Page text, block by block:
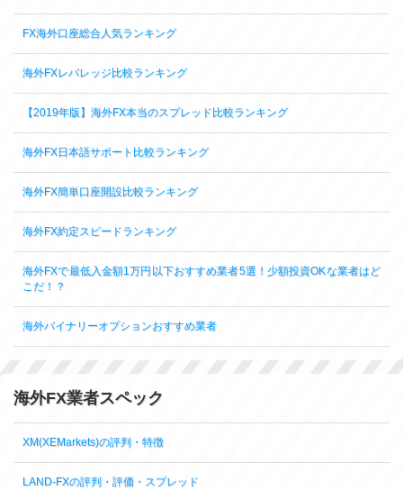
FX海外口座総合人気ランキング
海外FXレバレッジ比較ランキング
【2019年版】海外FX本当のスプレッド比較ランキング
海外FX日本語サポート比較ランキング
海外FX簡単口座開設比較ランキング
海外FX約定スピードランキング
海外FXで最低入金額1万円以下おすすめ業者5選！少額投資OKな業者はど
こだ！？
海外バイナリーオプションおすすめ業者
海外FX業者スペック
XM(XEMarkets)の評判・特徴
LAND-FXの評判・評価・スプレッド